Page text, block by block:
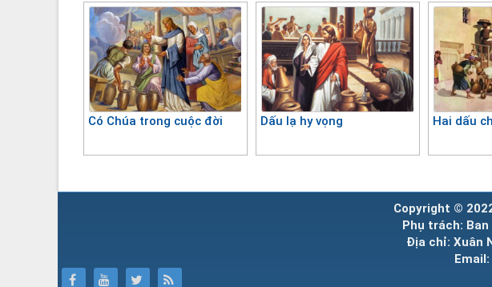
Có Chúa trong cuộc đời Dấu lạ hy vọng Hai dấu
Copyright ©
Phụ trách: Ban
Địa chỉ: Xuân